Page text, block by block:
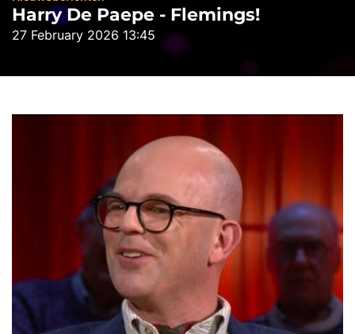
Harry De Paepe - Flemings!
27 February 2026 13:45